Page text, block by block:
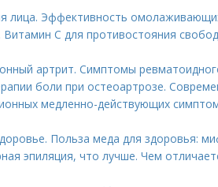
лица. Эффективность
С для противостояния
артрит. Симптомы
боли при остеоартрозе.
медленно-действующих
Польза меда для здоровья:
эпиляция, что лучше. Чем